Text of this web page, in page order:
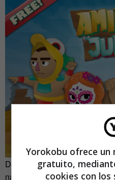
De esos propósitos (y dos
nacieron hace una semana
Yorokobu ofrece un
gratuito,
cookies con los